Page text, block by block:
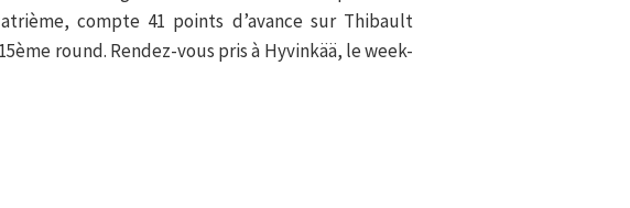
compte 41 points d’avance sur Thibault
round. Rendez-vous pris à Hyvinkää, le week-